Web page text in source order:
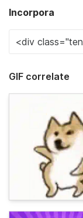
Incorpora
GIF correlate